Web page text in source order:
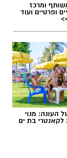
ומרכז
ופרטיים ועוד
העונה: מנוי
לקאנטרי בת ים